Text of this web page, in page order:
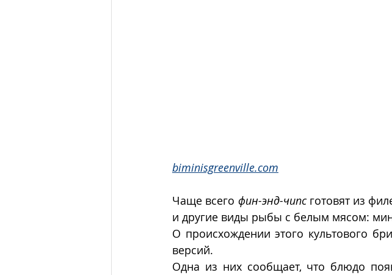
biminisgreenville.com
Чаще всего фин-энд-чипс готовят из
и другие виды рыбы с белым мясом:
О происхождении этого культового
версий.
Одна из них сообщает, что блюдо